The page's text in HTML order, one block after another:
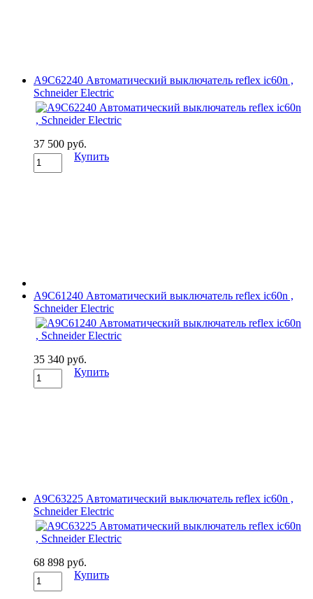
A9C62240 Автоматический выключатель reflex ic60n ,
Schneider Electric
37 500 руб.
Купить
A9C61240 Автоматический выключатель reflex ic60n ,
Schneider Electric
35 340 руб.
Купить
A9C63225 Автоматический выключатель reflex ic60n ,
Schneider Electric
68 898 руб.
Купить